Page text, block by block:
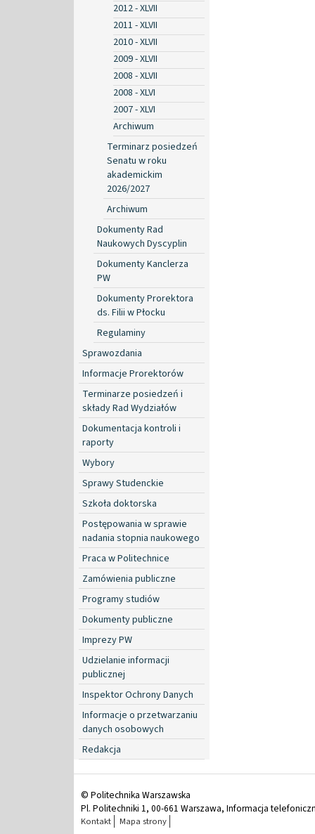
2012 - XLVII
2011 - XLVII
2010 - XLVII
2009 - XLVII
2008 - XLVII
2008 - XLVI
2007 - XLVI
Archiwum
Terminarz posiedzeń
Senatu w roku
akademickim
2026/2027
Archiwum
Dokumenty Rad
Naukowych Dyscyplin
Dokumenty Kanclerza
PW
Dokumenty Prorektora
ds. Filii w Płocku
Regulaminy
Sprawozdania
Informacje Prorektorów
Terminarze posiedzeń i
składy Rad Wydziałów
Dokumentacja kontroli i
raporty
Wybory
Sprawy Studenckie
Szkoła doktorska
Postępowania w sprawie
nadania stopnia naukowego
Praca w Politechnice
Zamówienia publiczne
Programy studiów
Dokumenty publiczne
Imprezy PW
Udzielanie informacji
publicznej
Inspektor Ochrony Danych
Informacje o przetwarzaniu
danych osobowych
Redakcja
© Politechnika Warszawska
Pl. Politechniki 1, 00-661 Warszawa, Informacja
Kontakt Mapa strony